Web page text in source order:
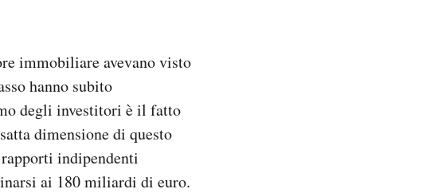
immobiliare avevano visto
hanno subito
degli investitori è il fatto
dimensione di questo
indipendenti
ai 180 miliardi di euro.